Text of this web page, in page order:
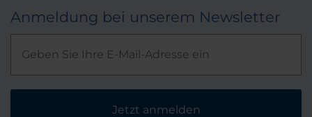
Anmeldung bei unserem Newsletter
Jetzt anmelden